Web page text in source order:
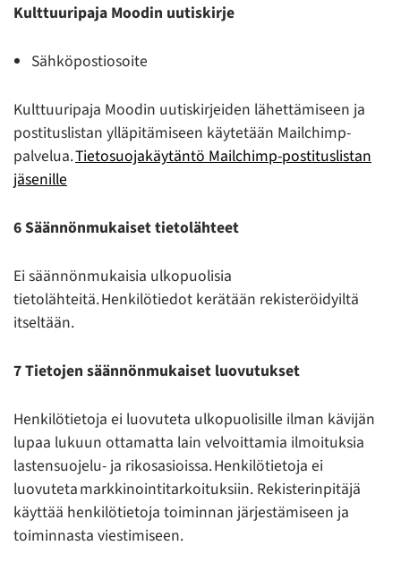
Kulttuuripaja Moodin uutiskirje
Sähköpostiosoite
Kulttuuripaja Moodin uutiskirjeiden lähettämiseen ja
postituslistan ylläpitämiseen käytetään Mailchimp-
palvelua.Tietosuojakäytäntö Mailchimp-postituslistan
jäsenille
6 Säännönmukaiset tietolähteet
Ei säännönmukaisia ulkopuolisia
tietolähteitä. Henkilötiedot kerätään rekisteröidyiltä
itseltään.
7 Tietojen säännönmukaiset luovutukset
Henkilötietoja ei luovuteta ulkopuolisille ilman kävijän
lupaa lukuun ottamatta lain velvoittamia ilmoituksia
lastensuojelu- ja rikosasioissa. Henkilötietoja ei
luovuteta markkinointitarkoituksiin. Rekisterinpitäjä
käyttää henkilötietoja toiminnan järjestämiseen ja
toiminnasta viestimiseen.